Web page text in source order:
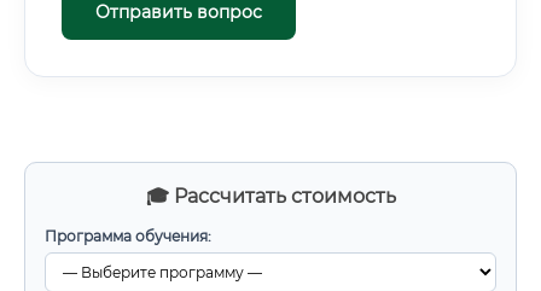
🎓 Рассчитать стоимость
Программа обучения:
Отправить вопрос